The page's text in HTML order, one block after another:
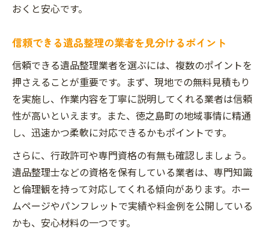
おくと安心です。
信頼できる遺品整理の業者を見分けるポイント
信頼できる遺品整理業者を選ぶには、複数のポイントを
押さえることが重要です。まず、現地での無料見積もり
を実施し、作業内容を丁寧に説明してくれる業者は信頼
性が高いといえます。また、徳之島町の地域事情に精通
し、迅速かつ柔軟に対応できるかもポイントです。
さらに、行政許可や専門資格の有無も確認しましょう。
遺品整理士などの資格を保有している業者は、専門知識
と倫理観を持って対応してくれる傾向があります。ホー
ムページやパンフレットで実績や料金例を公開している
かも、安心材料の一つです。